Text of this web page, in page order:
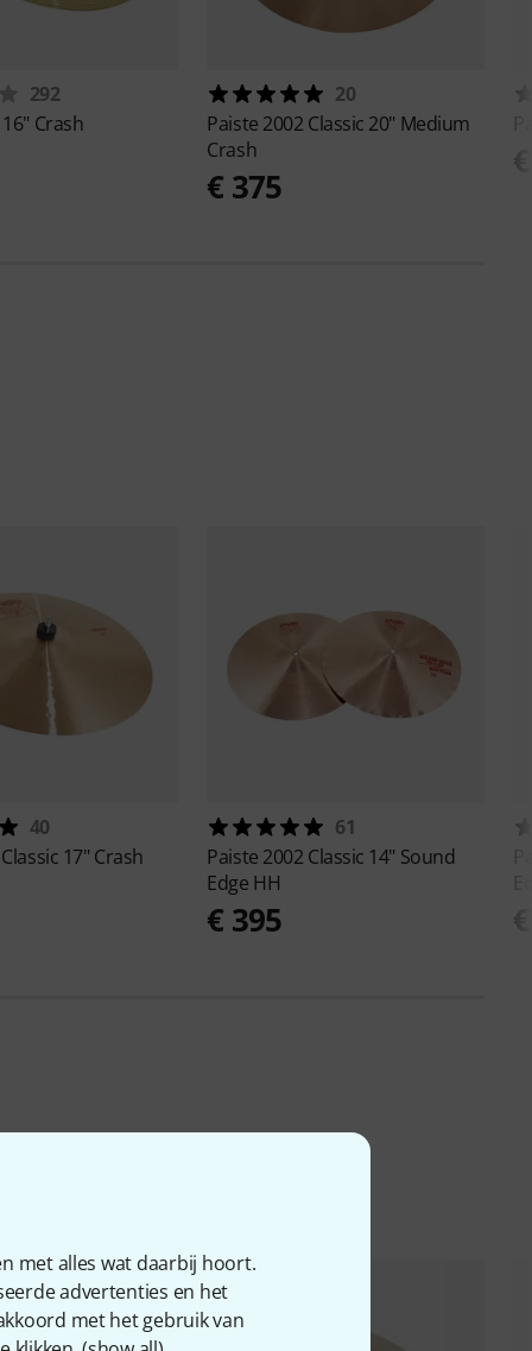
met alles wat daarbij hoort.
advertenties en het
met het gebruik van
292
16" Crash
20
Paiste 2002 Classic 20" Medium
Crash
€ 375
40
17" Crash
61
Paiste 2002 Classic 14" Sound
Edge HH
€ 395